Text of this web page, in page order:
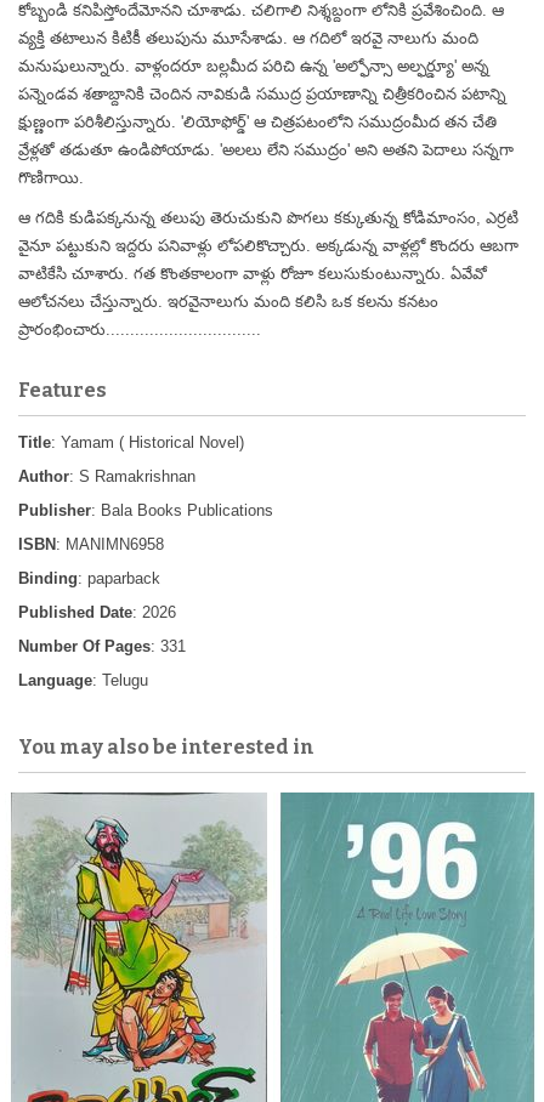
కోబ్బండి కనిపిస్తోందేమోనని చూశాడు. చలిగాలి నిశ్శబ్దంగా లోనికి ప్రవేశించింది. ఆ
వ్యక్తి తటాలున కిటికీ తలుపును మూసేశాడు. ఆ గదిలో ఇరవై నాలుగు మంది
మనుషులున్నారు. వాళ్లందరూ బల్లమీద పరిచి ఉన్న 'అల్ఫోన్సా అల్ఫర్డ్యూ' అన్న
పన్నెండవ శతాబ్దానికి చెందిన నావికుడి సముద్ర ప్రయాణాన్ని చిత్రీకరించిన పటాన్ని
క్షుణ్ణంగా పరిశీలిస్తున్నారు. 'లియోఫోర్డ్' ఆ చిత్రపటంలోని సముద్రంమీద తన చేతి
వ్రేళ్లతో తడుతూ ఉండిపోయాడు. 'అలలు లేని సముద్రం' అని అతని పెదాలు సన్నగా
గొణిగాయి.
ఆ గదికి కుడిపక్కనున్న తలుపు తెరుచుకుని పొగలు కక్కుతున్న కోడిమాంసం, ఎర్రటి
వైనూ పట్టుకుని ఇద్దరు పనివాళ్లు లోపలికొచ్చారు. అక్కడున్న వాళ్లల్లో కొందరు ఆబగా
వాటికేసి చూశారు. గత కొంతకాలంగా వాళ్లు రోజూ కలుసుకుంటున్నారు. ఏవేవో
ఆలోచనలు చేస్తున్నారు. ఇరవైనాలుగు మంది కలిసి ఒక కలను కనటం
ప్రారంభించారు................................
Features
Title: Yamam ( Historical Novel)
Author: S Ramakrishnan
Publisher: Bala Books Publications
ISBN : MANIMN6958
Binding: paparback
Published Date: 2026
Number Of Pages: 331
Language: Telugu
You may also be interested in